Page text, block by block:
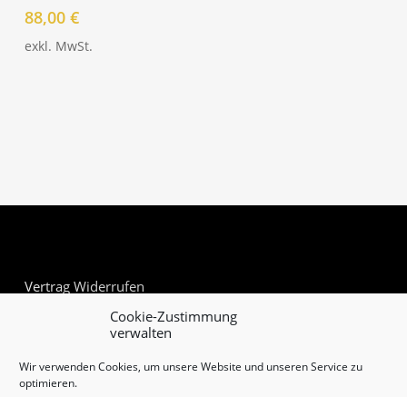
Cookie-Zustimmung
verwalten
Wir verwenden Cookies, um unsere Website und unseren Service zu
optimieren.
88,00 €
exkl. MwSt.
Vertrag Widerrufen